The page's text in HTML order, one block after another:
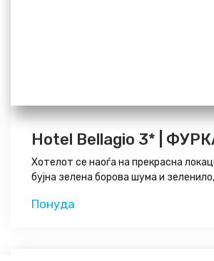
Hotel Bellagio 3* |
Хотелот се наоѓа на прекрасна
бујна зелена борова шума и
Понуда